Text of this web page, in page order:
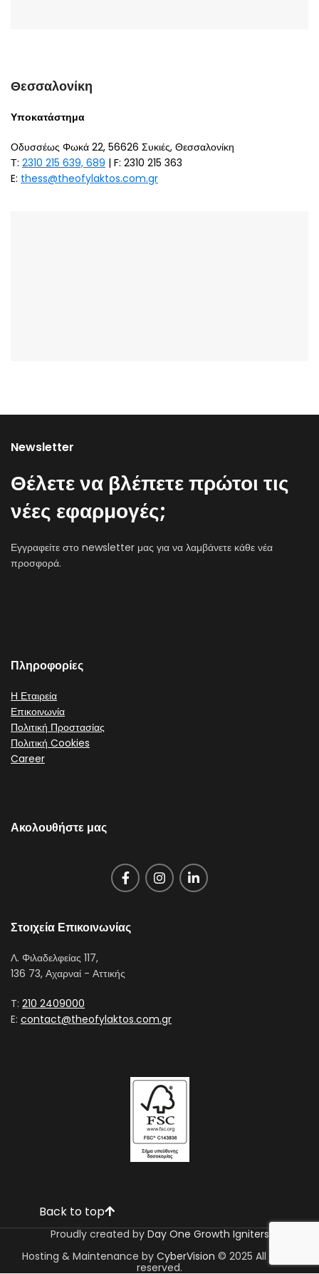
Θεσσαλονίκη
Υποκατάστημα
Οδυσσέως Φωκά 22, 56626 Συκιές, Θεσσαλονίκη
Τ: 2310 215 639, 689 | F: 2310 215 363
E: thess@theofylaktos.com.gr
Newsletter
Θέλετε να βλέπετε πρώτοι τις
νέες εφαρμογές;
Εγγραφείτε στο newsletter μας για να λαμβάνετε κάθε νέα
προσφορά.
Πληροφορίες
Η Εταιρεία
Επικοινωνία
Πολιτική Προστασίας
Πολιτική Cookies
Career
Ακολουθήστε μας
Στοιχεία Επικοινωνίας
Λ. Φιλαδελφείας 117,
136 73, Αχαρναί - Αττικής
T: 210 2409000
E: contact@theofylaktos.com.gr
Back to top
Proudly created by Day One Growth Igniters
Hosting & Maintenance by CyberVision © 2025 All rights
reserved.